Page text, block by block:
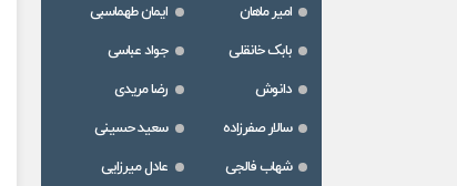
امیر ماهان
ایمان طهماسبی
بابک خانقلی
جواد عباسی
دانوش
رضا مریدی
سالار صفرزاده
سعید حسینی
شهاب فالجی
عادل میرزایی